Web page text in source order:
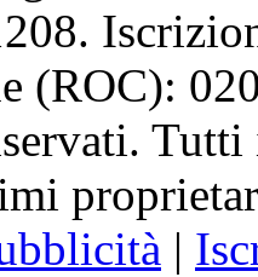
(ROC):
Tutti
|